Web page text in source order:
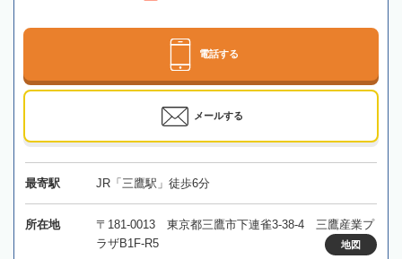
電話する
メールする
最寄駅 JR「三鷹駅」徒歩6分
所在地
〒181-0013 東京都三鷹市下連雀3-38-4 三鷹産業プ
ラザB1F-R5
地図